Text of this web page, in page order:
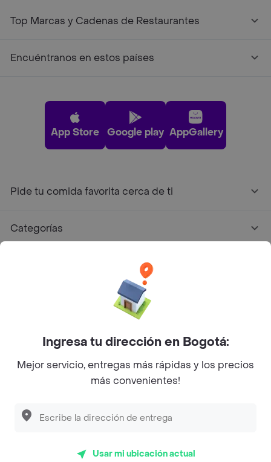
Top Marcas y Cadenas de Restaurantes
Encuéntranos en estos países
App Store Google play AppGallery
Pide tu comida favorita cerca de ti
Categorías
Facebook
Twitter
Instagram
©2026Rappi Inc. All rights reserved.
Ingresa tu dirección en Bogotá:
Mejor servicio, entregas más rápidas y los precios
más convenientes!
Usar mi ubicación actual